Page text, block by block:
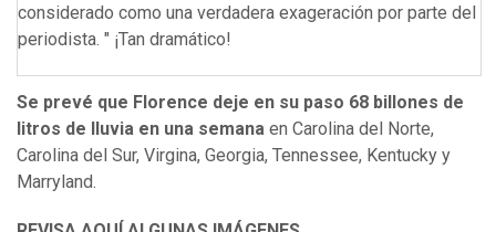
considerado como una verdadera exageración por parte del
periodista. " ¡Tan dramático!
Se prevé que Florence deje en su paso 68 billones de
litros de lluvia en una semana en Carolina del Norte,
Carolina del Sur, Virgina, Georgia, Tennessee, Kentucky y
Marryland.